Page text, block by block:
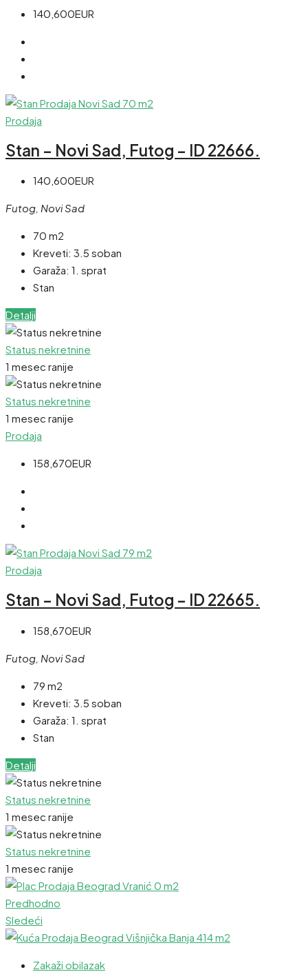
140,600EUR
Prodaja
Stan – Novi Sad, Futog – ID 22666.
140,600EUR
Futog, Novi Sad
70 m2
Kreveti: 3.5 soban
Garaža: 1. sprat
Stan
Detalji
Status nekretnine
1 mesec ranije
Status nekretnine
1 mesec ranije
Prodaja
158,670EUR
Prodaja
Stan – Novi Sad, Futog – ID 22665.
158,670EUR
Futog, Novi Sad
79 m2
Kreveti: 3.5 soban
Garaža: 1. sprat
Stan
Detalji
Status nekretnine
1 mesec ranije
Status nekretnine
1 mesec ranije
Predhodno
Sledeći
Zakaži obilazak